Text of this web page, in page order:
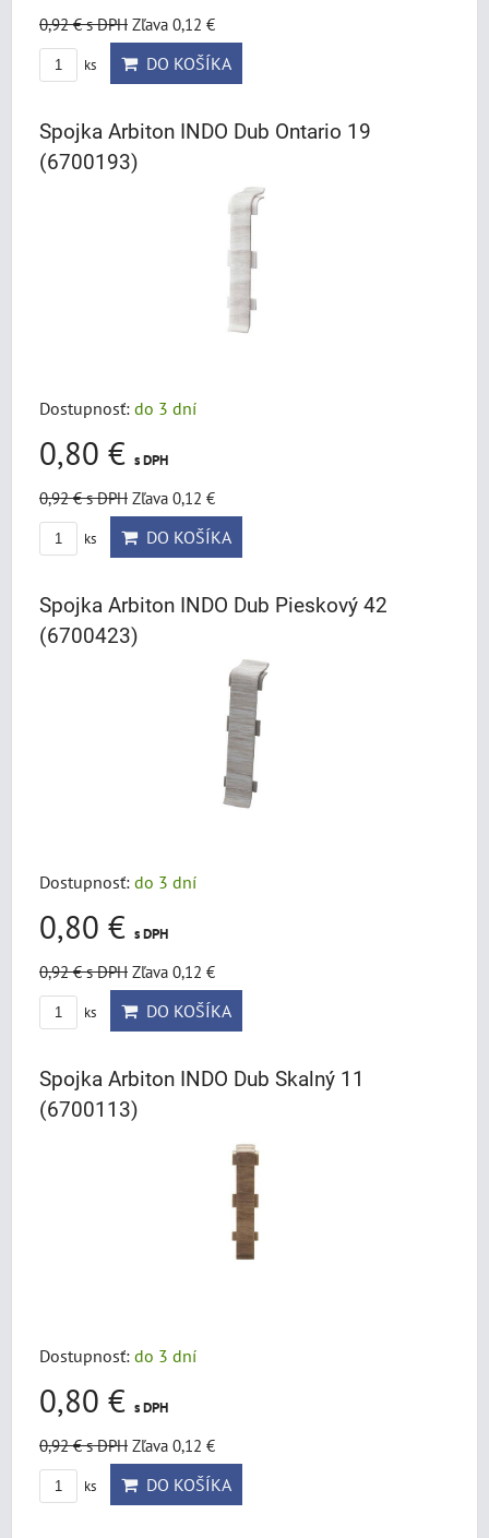
0,92 €s DPH Zľava 0,12 €
ks DO KOŠÍKA
Spojka Arbiton INDO Dub Ontario 19
(6700193)
Dostupnosť: do 3 dní
0,80 € s DPH
0,92 €s DPH Zľava 0,12 €
ks DO KOŠÍKA
Spojka Arbiton INDO Dub Pieskový 42
(6700423)
Dostupnosť: do 3 dní
0,80 € s DPH
0,92 €s DPH Zľava 0,12 €
ks DO KOŠÍKA
Spojka Arbiton INDO Dub Skalný 11
(6700113)
Dostupnosť: do 3 dní
0,80 € s DPH
0,92 €s DPH Zľava 0,12 €
ks DO KOŠÍKA